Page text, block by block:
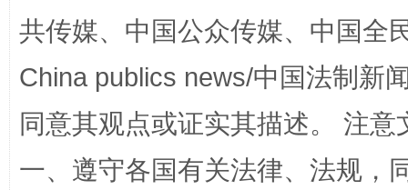
扯下公款旅游的“隐身衣” 如何以
共传媒、中国公众传媒、中国全
China publics news/中国法制新
同意其观点或证实其描述。 注
一、遵守各国有关法律、法规，